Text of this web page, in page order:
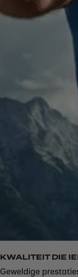
KWALITEIT DIE
Geweldige